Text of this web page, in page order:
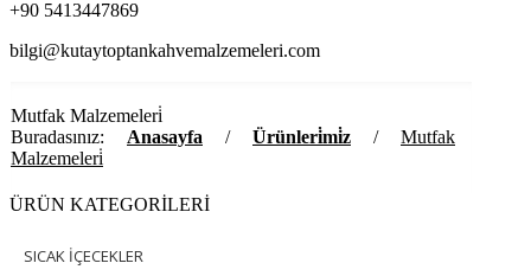
+90 5413447869
bilgi@kutaytoptankahvemalzemeleri.com
Mutfak Malzemeleri̇
Buradasınız:
Anasayfa / Ürünleri̇mi̇z /
Mutfak
Malzemeleri̇
ÜRÜN KATEGORİLERİ
SICAK İÇECEKLER